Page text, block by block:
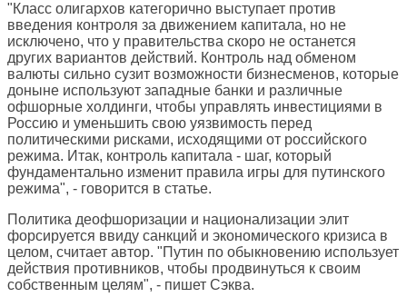
"Класс олигархов категорично выступает против
введения контроля за движением капитала, но не
исключено, что у правительства скоро не останется
других вариантов действий. Контроль над обменом
валюты сильно сузит возможности бизнесменов, которые
доныне используют западные банки и различные
офшорные холдинги, чтобы управлять инвестициями в
Россию и уменьшить свою уязвимость перед
политическими рисками, исходящими от российского
режима. Итак, контроль капитала - шаг, который
фундаментально изменит правила игры для путинского
режима", - говорится в статье.
Политика деофшоризации и национализации элит
форсируется ввиду санкций и экономического кризиса в
целом, считает автор. "Путин по обыкновению использует
действия противников, чтобы продвинуться к своим
собственным целям", - пишет Сэква.